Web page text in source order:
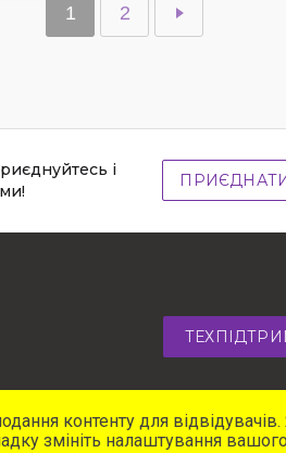
1 2
і
контенту для
змініть налаштування